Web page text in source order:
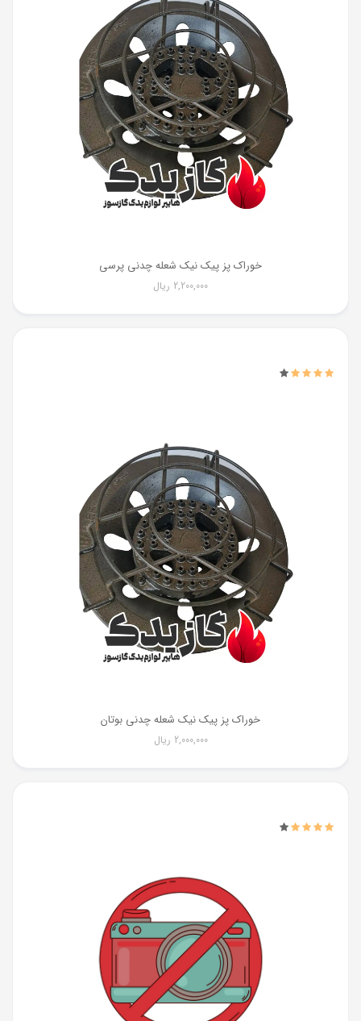
خوراک پز پیک نیک شعله چدنی پرسی
2,200,000 ریال
خوراک پز پیک نیک شعله چدنی بوتان
2,000,000 ریال